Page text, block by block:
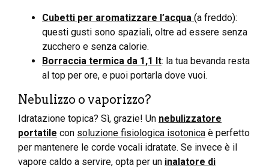
Cubetti per aromatizzare l’acqua (a freddo):
questi gusti sono spaziali, oltre ad essere senza
zucchero e senza calorie.
Borraccia termica da 1,1 lt: la tua bevanda resta
al top per ore, e puoi portarla dove vuoi.
Nebulizzo o vaporizzo?
Idratazione topica? Sì, grazie! Un nebulizzatore
portatile con soluzione fisiologica isotonica è perfetto
per mantenere le corde vocali idratate. Se invece è il
vapore caldo a servire, opta per un inalatore di